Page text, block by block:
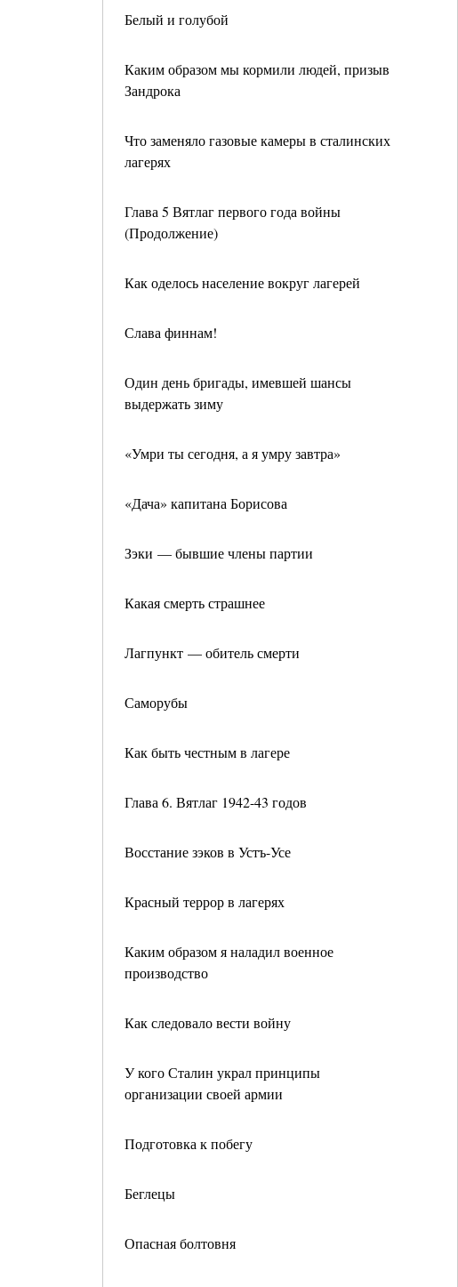
Белый и голубой
Каким образом мы кормили людей, призыв
Зандрока
Что заменяло газовые камеры в сталинских
лагерях
Глава 5 Вятлаг первого года войны
(Продолжение)
Как оделось население вокруг лагерей
Слава финнам!
Один день бригады, имевшей шансы
выдержать зиму
«Умри ты сегодня, а я умру завтра»
«Дача» капитана Борисова
Зэки — бывшие члены партии
Какая смерть страшнее
Лагпункт — обитель смерти
Саморубы
Как быть честным в лагере
Глава 6. Вятлаг 1942-43 годов
Восстание зэков в Устъ-Усе
Красный террор в лагерях
Каким образом я наладил военное
производство
Как следовало вести войну
У кого Сталин украл принципы
организации своей армии
Подготовка к побегу
Беглецы
Опасная болтовня